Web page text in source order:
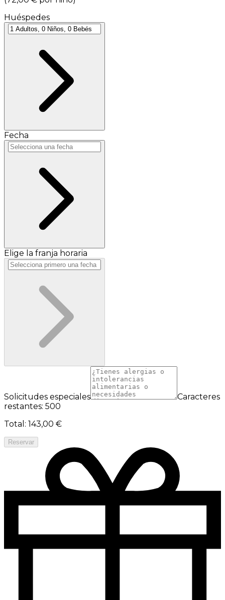
Huéspedes
Fecha
Elige la franja horaria
Solicitudes especiales
Caracteres
restantes: 500
Total : 143,00 €
Reservar